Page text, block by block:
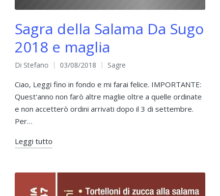
Sagra della Salama Da Sugo
2018 e maglia
Pubblicato
da
Di Stefano 03/08/2018
Pubblicato
in
Sagre
Ciao, Leggi fino in fondo e mi farai felice. IMPORTANTE:
Quest'anno non farò altre maglie oltre a quelle ordinate
e non accetterò ordini arrivati dopo il 3 di settembre.
Per…
Leggi tutto